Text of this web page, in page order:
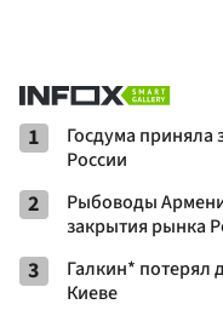
1
Госдума приняла
России
2
Рыбоводы
закрытия рынка
3
Галкин* потерял
Киеве